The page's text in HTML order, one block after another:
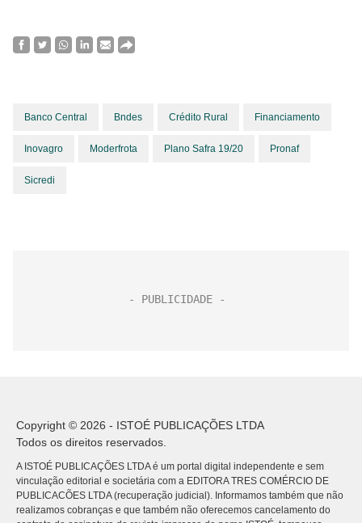
Banco Central Bndes Crédito Rural Financiamento
Inovagro Moderfrota Plano Safra 19/20 Pronaf
Sicredi
Copyright © 2026 - ISTOÉ PUBLICAÇÕES LTDA
Todos os direitos reservados.
A ISTOÉ PUBLICAÇÕES LTDA é um portal digital independente e sem
vinculação editorial e societária com a EDITORA TRES COMÉRCIO DE
PUBLICACÕES LTDA (recuperação judicial). Informamos também que não
realizamos cobranças e que também não oferecemos cancelamento do